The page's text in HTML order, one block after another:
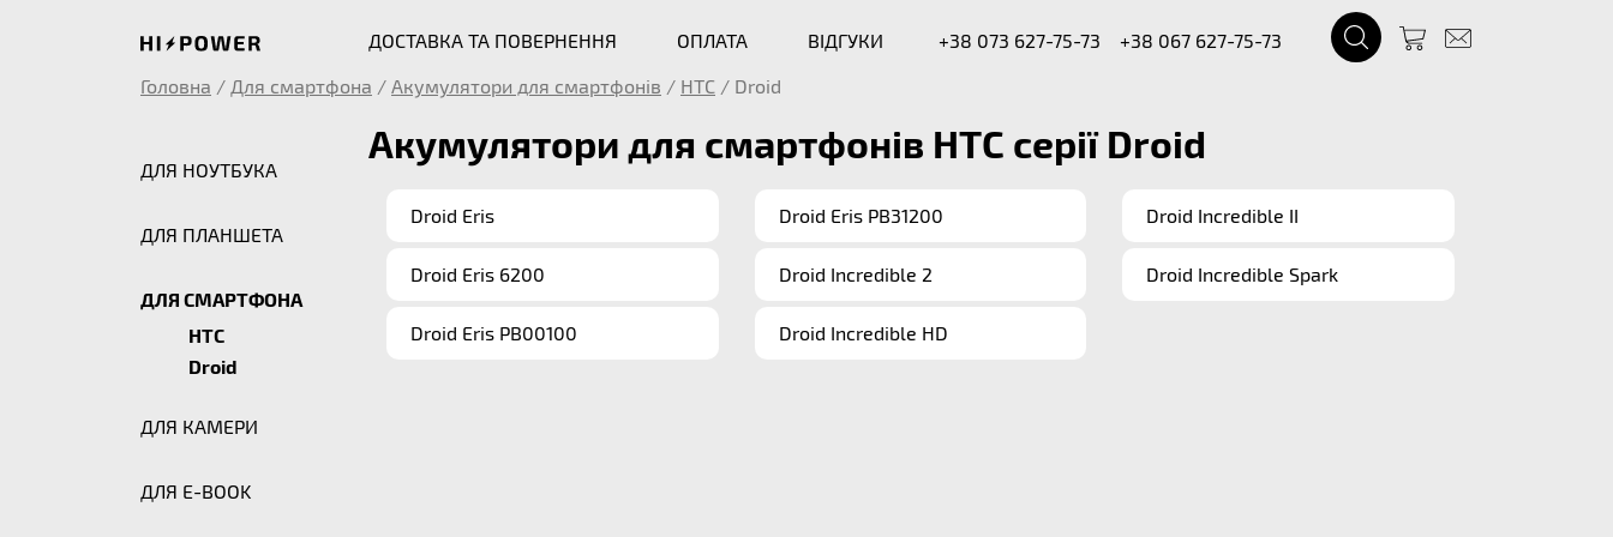
ДОСТАВКА ТА ПОВЕРНЕННЯ ОПЛАТА ВІДГУКИ +38 073 627-75-73
+38 067 627-75-73
Головна / Для смартфона / Акумулятори для смартфонів / HTC / Droid
ДЛЯ НОУТБУКА
ДЛЯ ПЛАНШЕТА
ДЛЯ СМАРТФОНА
HTC
Droid
ДЛЯ КАМЕРИ
ДЛЯ E-BOOK
Акумулятори для смартфонів HTC серії Droid
Droid Eris
Droid Eris 6200
Droid Eris PB00100
Droid Eris PB31200
Droid Incredible 2
Droid Incredible HD
Droid Incredible II
Droid Incredible Spark